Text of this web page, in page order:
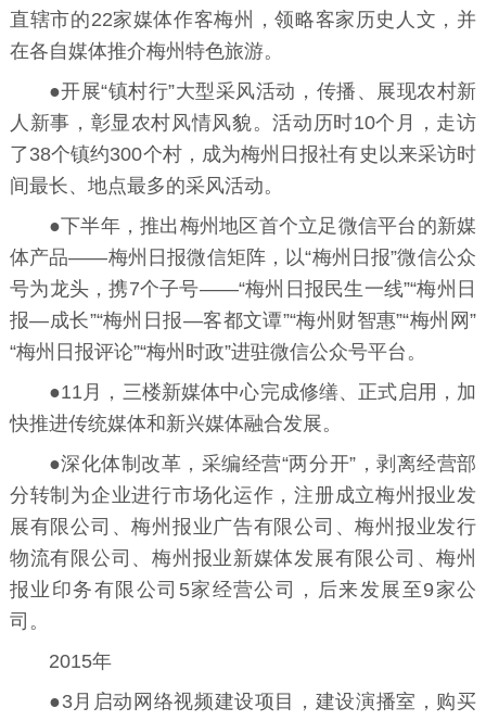
直辖市的22家媒体作客梅州，领略客家历史人文，并
在各自媒体推介梅州特色旅游。
●开展“镇村行”大型采风活动，传播、展现农村新
人新事，彰显农村风情风貌。活动历时10个月，走访
了38个镇约300个村，成为梅州日报社有史以来采访时
间最长、地点最多的采风活动。
●下半年，推出梅州地区首个立足微信平台的新媒
体产品——梅州日报微信矩阵，以“梅州日报”微信公众
号为龙头，携7个子号——“梅州日报民生一线”“梅州日
报—成长”“梅州日报—客都文谭”“梅州财智惠”“梅州网”
“梅州日报评论”“梅州时政”进驻微信公众号平台。
●11月，三楼新媒体中心完成修缮、正式启用，加
快推进传统媒体和新兴媒体融合发展。
●深化体制改革，采编经营“两分开”，剥离经营部
分转制为企业进行市场化运作，注册成立梅州报业发
展有限公司、梅州报业广告有限公司、梅州报业发行
物流有限公司、梅州报业新媒体发展有限公司、梅州
报业印务有限公司5家经营公司，后来发展至9家公
司。
2015年
●3月启动网络视频建设项目，建设演播室，购买